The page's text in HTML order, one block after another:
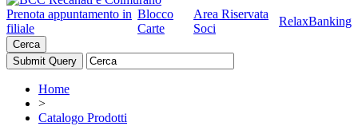
Prenota appuntamento in
filiale
Blocco
Carte
Area Riservata
Soci
RelaxBanking
Cerca
Home
>
Catalogo Prodotti